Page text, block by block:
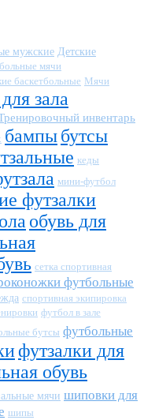
мужские Детские
мячи
баскетбольные Мячи
зала
инвентарь
бампыбутсы
кеды
мини-футбол
футзалки
обувь для
сетка спортивная
футбольные
спортивная экипировка
футбол в зале
бутсы футбольные
футзалки для
обувь
мячи шиповки для
шипы